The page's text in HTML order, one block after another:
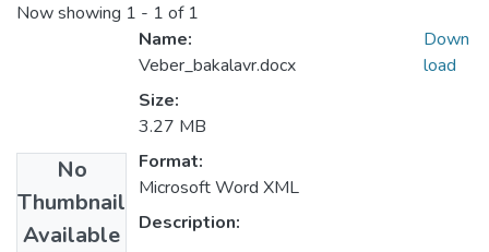
Now showing 1 - 1 of 1
No
Thumbnail
Available
Name:
Veber_bakalavr.docx
Size:
3.27 MB
Format:
Microsoft Word XML
Description:
Down
load